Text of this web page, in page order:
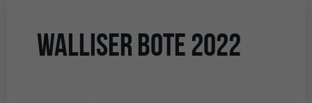
WALLISER BOTE 2022